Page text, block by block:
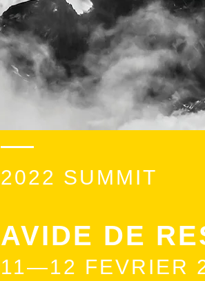
2022 SUMMIT
AVIDE DE
11—12 FEVRIER